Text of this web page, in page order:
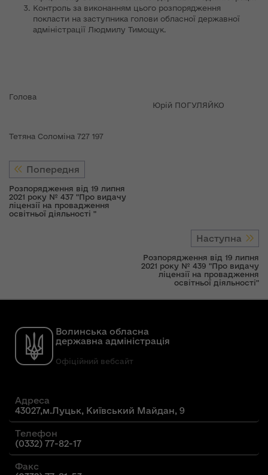
Контроль за виконанням цього розпорядження
покласти на заступника голови обласної державної
адміністрації Людмилу Тимощук.
Голова
Юрій ПОГУЛЯЙКО
Тетяна Соломіна 727 197
Попередня
Розпорядження від 19 липня
2021 року № 437 "Про видачу
ліцензії на провадження
освітньої діяльності "
Наступна
Розпорядження від 19 липня
2021 року № 439 "Про видачу
ліцензії на провадження
освітньої діяльності"
Волинська обласна
державна адміністрація
Офіційний вебсайт
Адреса
43027,м.Луцьк, Київський Майдан, 9
Телефон
(0332) 77-82-17
Факс